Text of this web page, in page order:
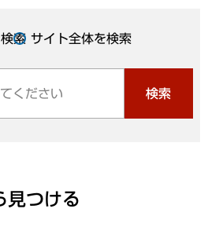
索 サイト全体を検索
検索
見つける